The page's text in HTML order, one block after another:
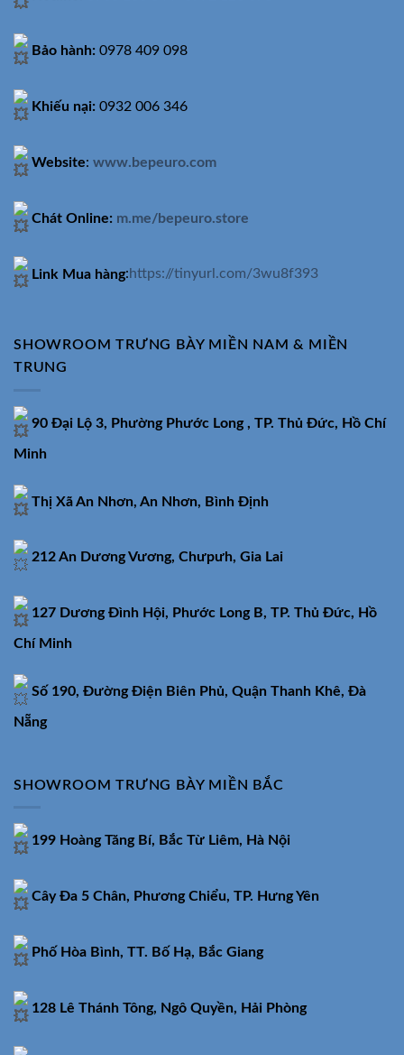
Bảo hành: 0978 409 098
Khiếu nại: 0932 006 346
Website: www.bepeuro.com
Chát Online: m.me/bepeuro.store
Link Mua hàng:https://tinyurl.com/3wu8f393
SHOWROOM TRƯNG BÀY MIỀN NAM & MIỀN
TRUNG
90 Đại Lộ 3, Phường Phước Long , TP. Thủ Đức, Hồ Chí
Minh
Thị Xã An Nhơn, An Nhơn, Bình Định
212 An Dương Vương, Chưpưh, Gia Lai
127 Dương Đình Hội, Phước Long B, TP. Thủ Đức, Hồ
Chí Minh
Số 190, Đường Điện Biên Phủ, Quận Thanh Khê, Đà
Nẵng
SHOWROOM TRƯNG BÀY MIỀN BẮC
199 Hoàng Tăng Bí, Bắc Từ Liêm, Hà Nội
Cây Đa 5 Chân, Phương Chiểu, TP. Hưng Yên
Phố Hòa Bình, TT. Bố Hạ, Bắc Giang
128 Lê Thánh Tông, Ngô Quyền, Hải Phòng